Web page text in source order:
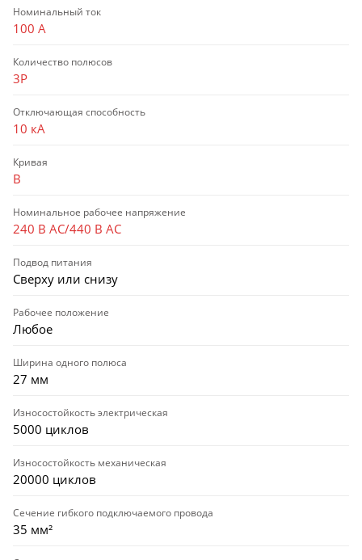
Номинальный ток
100 А
Количество полюсов
3P
Отключающая способность
10 кА
Кривая
B
Номинальное рабочее напряжение
240 В AC/440 В AC
Подвод питания
Сверху или снизу
Рабочее положение
Любое
Ширина одного полюса
27 мм
Износостойкость электрическая
5000 циклов
Износостойкость механическая
20000 циклов
Сечение гибкого подключаемого провода
35 мм²